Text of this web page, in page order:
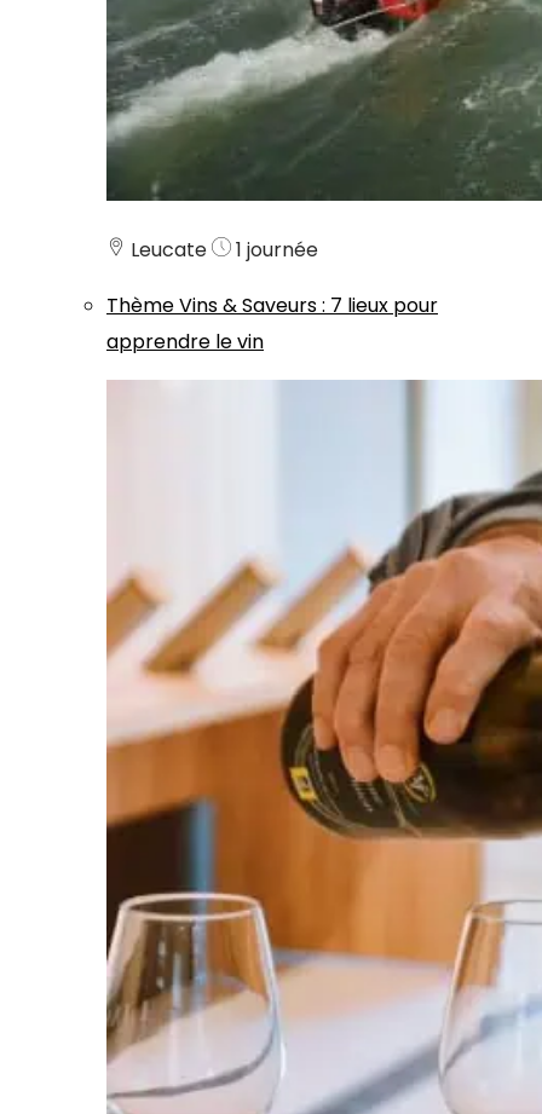
Leucate
1 journée
ThèmeVins & Saveurs: 7 lieux pour
apprendre le vin